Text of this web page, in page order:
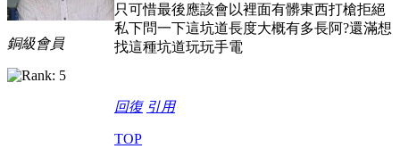
銅級會員
只可惜最後應該會以裡面有髒東西打槍拒絕
私下問一下這坑道長度大概有多長阿?還滿想
找這種坑道玩玩手電
回復 引用
TOP